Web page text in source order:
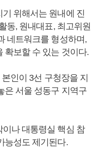
위해서는 원내에 진
동, 원내대표, 최고위원
네트워크를 형성하며,
확보할 수 있는 것이다.
인이 3선 구청장을 지
은 서울 성동구 지역구
이나 대통령실 핵심 참
능성도 제기된다.